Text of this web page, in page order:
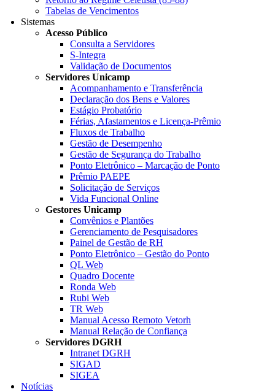
Tabelas de Vencimentos
Sistemas
Acesso Público
Consulta a Servidores
S-Integra
Validação de Documentos
Servidores Unicamp
Acompanhamento e Transferência
Declaração dos Bens e Valores
Estágio Probatório
Férias, Afastamentos e Licença-Prêmio
Fluxos de Trabalho
Gestão de Desempenho
Gestão de Segurança do Trabalho
Ponto Eletrônico – Marcação de Ponto
Prêmio PAEPE
Solicitação de Serviços
Vida Funcional Online
Gestores Unicamp
Convênios e Plantões
Gerenciamento de Pesquisadores
Painel de Gestão de RH
Ponto Eletrônico – Gestão do Ponto
QL Web
Quadro Docente
Ronda Web
Rubi Web
TR Web
Manual Acesso Remoto Vetorh
Manual Relação de Confiança
Servidores DGRH
Intranet DGRH
SIGAD
SIGEA
Notícias